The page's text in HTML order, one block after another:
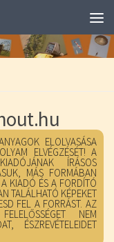
ELOLVASÁSA
ELVÉGZÉSÉT! A
ÍRÁSOS
MÁS FORMÁBAN
KIADÓ ÉS A FORDÍTÓ
TALÁLHATÓ KÉPEKET
FEL A FORRÁST. AZ
NEM
ÉSZREVÉTELEIDET